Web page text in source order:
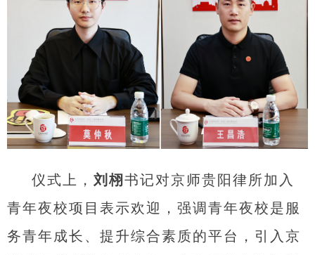
仪式上， 刘栩 书记对京师贵阳律所加入
青年夜校项目表示欢迎，强调青年夜校是服
务青年成长、提升综合素质的平台，引入京